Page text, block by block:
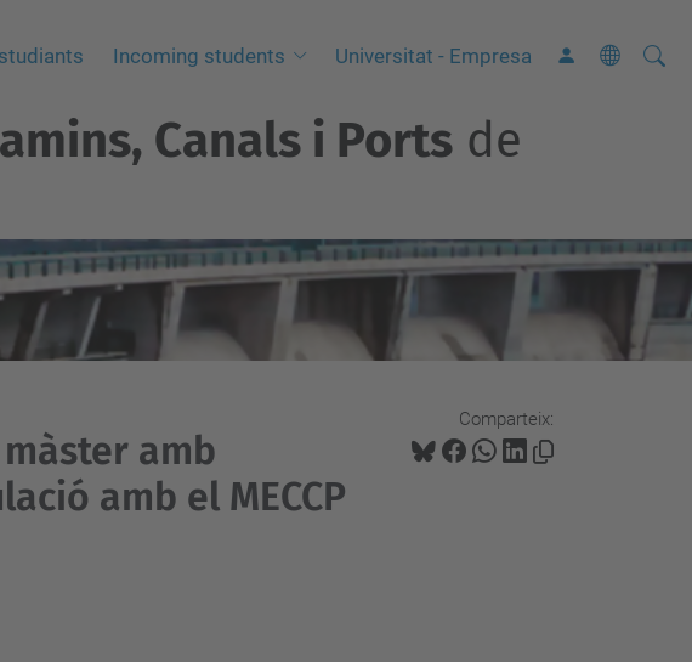
Incoming students Universitat - Empresa Cerca
C
v
a
Canals i Portsde
Comparteix:
amb
amb el MECCP